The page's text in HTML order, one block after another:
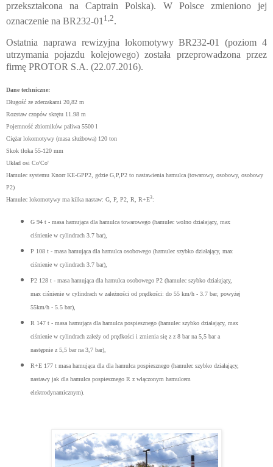
przekształcona na Captrain Polska). W Polsce zmieniono jej
oznaczenie na BR232-01 1,2.
Ostatnia naprawa rewizyjna lokomotywy BR232-01 (poziom 4
utrzymania pojazdu kolejowego) została przeprowadzona przez
firmę PROTOR S.A. (22.07.2016).
Dane techniczne:
Długość ze zderzakami 20,82 m
Rozstaw czopów skrętu 11.98 m
Pojemność zbiorników paliwa 5500 l
Ciężar lokomotywy (masa służbowa) 120 ton
Skok tłoka 55-120 mm
Układ osi Co'Co'
Hamulec systemu Knorr KE-GPP2, gdzie G,P,P2 to nastawienia hamulca (towarowy, osobowy, osobowy
P2)
Hamulec lokomotywy ma kilka nastaw: G, P, P2, R, R+E3:
G 94 t - masa hamująca dla hamulca towarowego (hamulec wolno działający, max
ciśnienie w cylindrach 3.7 bar),
P 108 t - masa hamująca dla hamulca osobowego (hamulec szybko działający, max
ciśnienie w cylindrach 3.7 bar),
P2 128 t - masa hamująca dla hamulca osobowego P2 (hamulec szybko działający,
max ciśnienie w cylindrach w zależności od prędkości: do 55 km/h - 3.7 bar, powyżej
55km/h - 5.5 bar),
R 147 t - masa hamująca dla hamulca pospiesznego (hamulec szybko działający, max
ciśnienie w cylindrach zależy od prędkości i zmienia się z z 8 bar na 5,5 bar a
następnie z 5,5 bar na 3,7 bar),
R+E 177 t masa hamująca dla dla hamulca pospiesznego (hamulec szybko działający,
nastawy jak dla hamulca pospiesznego R z włączonym hamulcem
elektrodynamicznym).